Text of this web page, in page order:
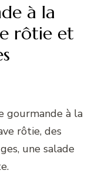
à la
rôtie et
gourmande à la
rôtie, des
une salade